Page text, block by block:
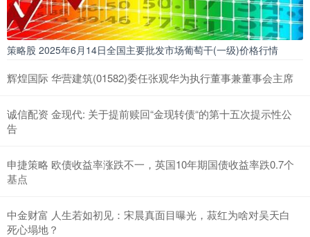
策略股 2025年6月14日全国主要批发市场葡萄干(一级)价格行情
辉煌国际 华营建筑(01582)委任张观华为执行董事兼董事会主席
诚信配资 金现代: 关于提前赎回“金现转债“的第十五次提示性公
告
申捷策略 欧债收益率涨跌不一，英国10年期国债收益率跌0.7个
基点
中金财富 人生若如初见：宋晨真面目曝光，菽红为啥对吴天白
死心塌地？